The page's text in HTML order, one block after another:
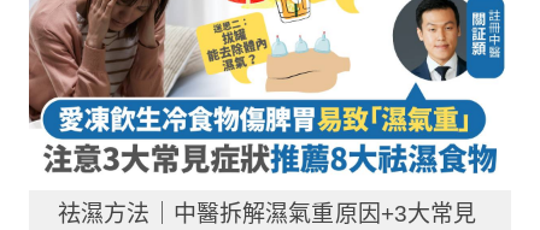
祛濕方法｜中醫拆解濕氣重原因+3大常見